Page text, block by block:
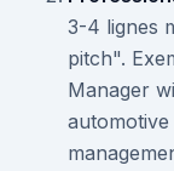
3-4 lignes
pitch".
Manager